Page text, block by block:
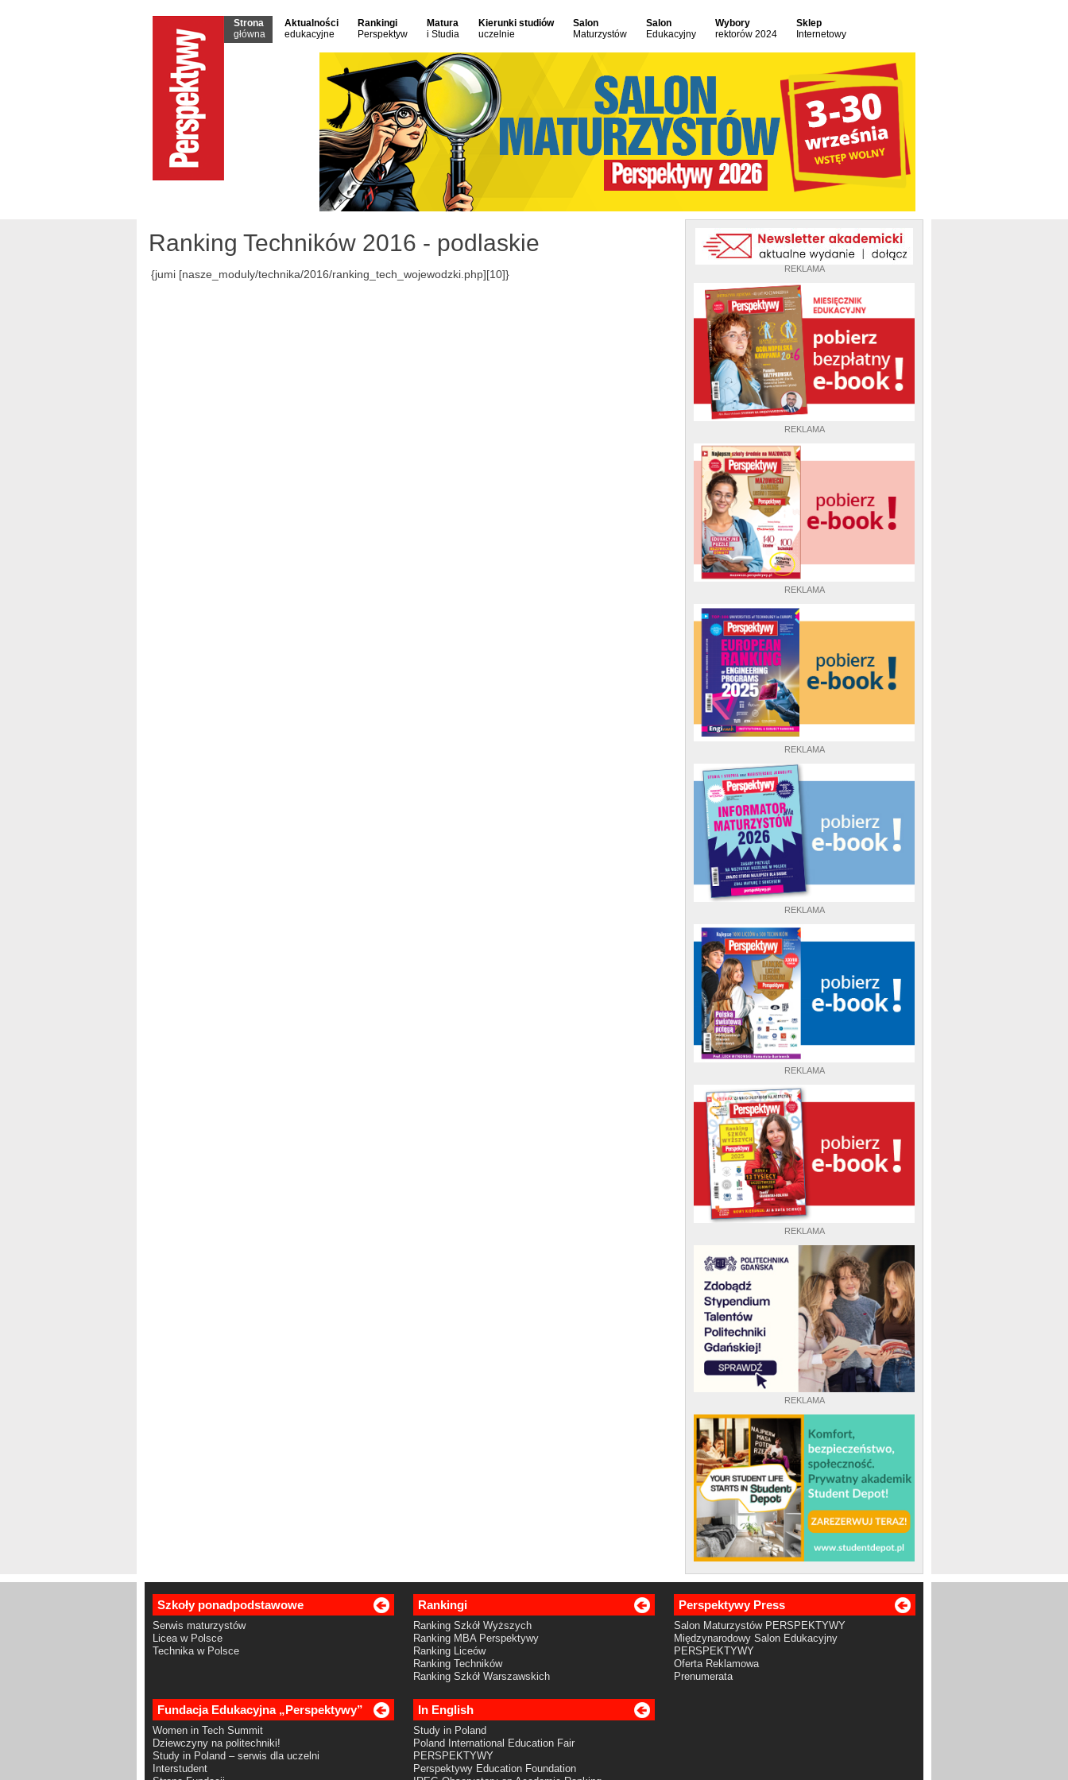
Strona
główna
Aktualności
edukacyjne
Rankingi
Perspektyw
Matura
i Studia
Kierunki studiów
uczelnie
Salon
Maturzystów
Salon
Edukacyjny
Wybory
rektorów 2024
Sklep
Internetowy
REKLAMA
REKLAMA
REKLAMA
REKLAMA
REKLAMA
REKLAMA
REKLAMA
REKLAMA
Ranking Techników 2016 - podlaskie
{jumi [nasze_moduly/technika/2016/ranking_tech_wojewodzki.php][10]}
Szkoły ponadpodstawowe
Serwis maturzystów
Licea w Polsce
Technika w Polsce
Rankingi
Ranking Szkół Wyższych
Ranking MBA Perspektywy
Ranking Liceów
Ranking Techników
Ranking Szkół Warszawskich
Perspektywy Press
Salon Maturzystów PERSPEKTYWY
Międzynarodowy Salon Edukacyjny
PERSPEKTYWY
Oferta Reklamowa
Prenumerata
Fundacja Edukacyjna „Perspektywy”
Women in Tech Summit
Dziewczyny na politechniki!
Study in Poland – serwis dla uczelni
Interstudent
In English
Study in Poland
Poland International Education Fair
PERSPEKTYWY
Perspektywy Education Foundation